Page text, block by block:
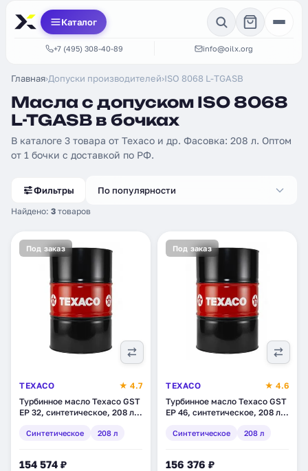
Каталог
+7 (495) 308-40-89 info@oilx.org
Главная›Допуски производителей›ISO 8068 L-TGASB
Масла с допуском ISO 8068
L-TGASB в бочках
В каталоге 3 товара от Texaco и др. Фасовка: 208 л. Оптом
от 1 бочки с доставкой по РФ.
Фильтры
Найдено: 3 товаров
По популярности
Под заказ
TEXACO
★ 4.7
Турбинное масло Texaco GST
EP 32, синтетическое, 208 л
Синтетическое 208 л
154 574 ₽
Под заказ
TEXACO
★ 4.6
Турбинное масло Texaco GST
EP 46, синтетическое, 208 л
Синтетическое 208 л
156 376 ₽